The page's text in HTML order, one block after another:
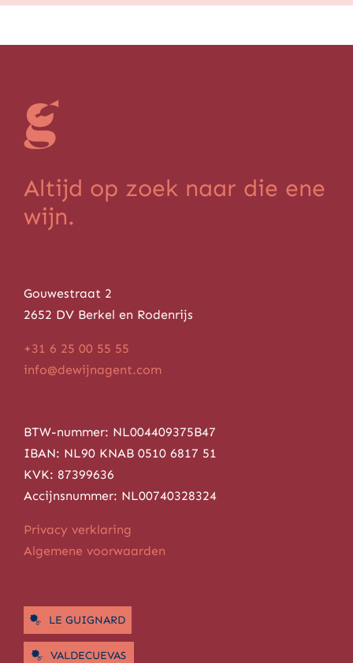
Altijd op zoek naar die ene
wijn.
Gouwestraat 2
2652 DV Berkel en Rodenrijs
+31 6 25 00 55 55
info@dewijnagent.com
BTW-nummer: NL004409375B47
IBAN: NL90 KNAB 0510 6817 51
KVK: 87399636
Accijnsnummer: NL00740328324
Privacy verklaring
Algemene voorwaarden
LE GUIGNARD
VALDECUEVAS